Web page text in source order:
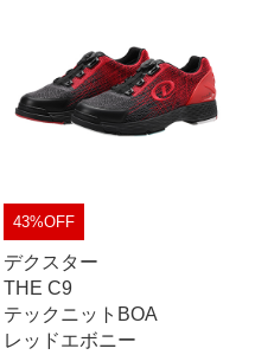
43%OFF
デクスター
THE C9
テックニットBOA
レッドエボニー